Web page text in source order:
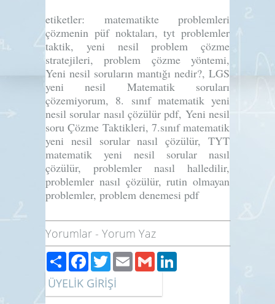
etiketler: matematikte problemleri
çözmenin püf noktaları, tyt problemler
taktik, yeni nesil problem çözme
stratejileri, problem çözme yöntemi,
Yeni nesil soruların mantığı nedir?, LGS
yeni nesil Matematik soruları
çözemiyorum, 8. sınıf matematik yeni
nesil sorular nasıl çözülür pdf, Yeni nesil
soru Çözme Taktikleri, 7.sınıf matematik
yeni nesil sorular nasıl çözülür, TYT
matematik yeni nesil sorular nasıl
çözülür, problemler nasıl halledilir,
problemler nasıl çözülür, rutin olmayan
problemler, problem denemesi pdf
Yorumlar - Yorum Yaz
PaylaşFacebook
TwitterEmailGmail
ÜYELİK GİRİŞİ